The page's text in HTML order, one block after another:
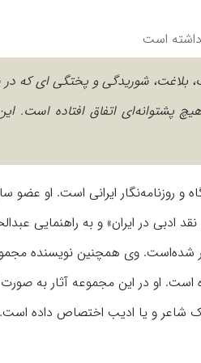
بلاغت، شوریدگی و پختگی ای که
اتفاق افتاده است.
و روزنامه‌نگار ایرانی است. او
ادبی در ایران» و به راهنمایی
شده‌است. وی همچنین نویسنده
او در این مجموعه آثار به صورت
یک شاعر و یا ادیب اختصاص داده است.